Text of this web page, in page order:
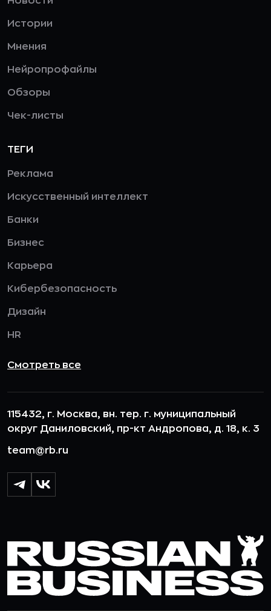
Истории
Мнения
Нейропрофайлы
Обзоры
Чек-листы
ТЕГИ
Реклама
Искусственный интеллект
Банки
Бизнес
Карьера
Кибербезопасность
Дизайн
HR
Смотреть все
115432, г. Москва, вн. тер. г. муниципальный
округ Даниловский, пр-кт Андропова, д. 18, к. 3
team@rb.ru